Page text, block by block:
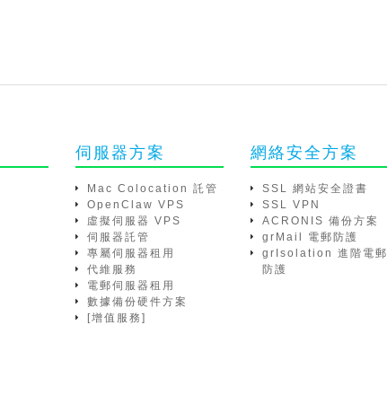
伺服器方案
Mac Colocation 託管
OpenClaw VPS
虛擬伺服器 VPS
伺服器託管
專屬伺服器租用
代維服務
電郵伺服器租用
數據備份硬件方案
[增值服務]
網絡安全方案
SSL 網站安全證書
SSL VPN
ACRONIS 備份方案
grMail 電郵防護
grIsolation 進階電郵
防護